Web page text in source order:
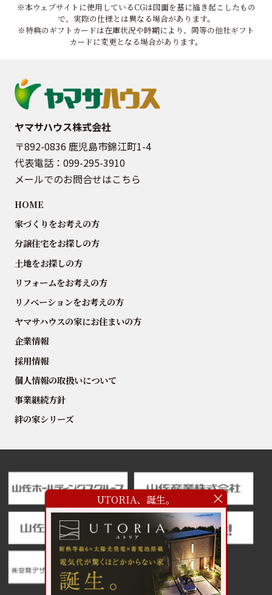
※本ウェブサイトに使用しているCGは図面を基に描き起こしたもの
で、実際の仕様とは異なる場合があります。
※特典のギフトカードは在庫状況や時期により、同等の他社ギフト
カードに変更となる場合があります。
ヤマサハウス株式会社
〒892-0836 鹿児島市錦江町1-4
代表電話： 099-295-3910
メールでのお問合せはこちら
HOME
家づくりをお考えの方
分譲住宅をお探しの方
土地をお探しの方
リフォームをお考えの方
リノベーションをお考えの方
ヤマサハウスの家にお住まいの方
企業情報
採用情報
個人情報の取扱いについて
事業継続方針
絆の家シリーズ
UTORIA、誕生。